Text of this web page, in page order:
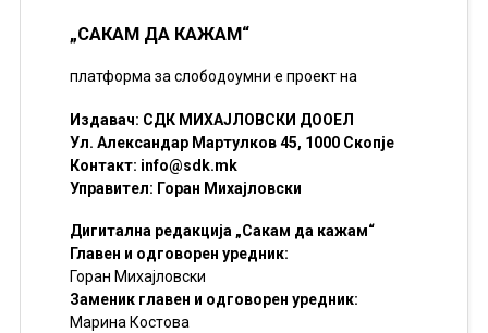
„САКАМ ДА КАЖАМ“
платформа за слободоумни е проект на
Издавач: СДК МИХАЈЛОВСКИ ДООЕЛ
Ул. Александар Мартулков 45, 1000 Скопје
Контакт: info@sdk.mk
Управител: Горан Михајловски
Дигитална редакција „Сакам да кажам“
Главен и одговорен уредник:
Горан Михајловски
Заменик главен и одговорен уредник:
Марина Костова